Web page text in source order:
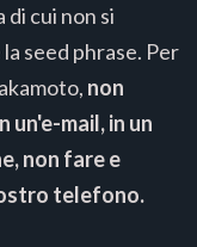
di cui non si
seed phrase. Per
non
mail, in un
non fare e
telefono.